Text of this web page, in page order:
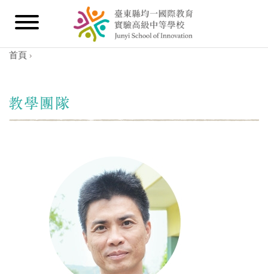
首頁 ›